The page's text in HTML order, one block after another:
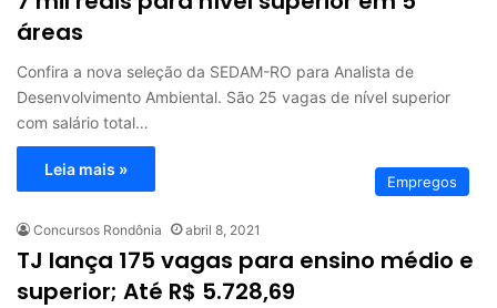
áreas
Confira a nova seleção da SEDAM-RO para Analista de
Desenvolvimento Ambiental. São 25 vagas de nível superior
com salário total…
Leia mais »
Empregos
Concursos Rondônia abril 8, 2021
TJ lança 175 vagas para ensino médio e
superior; Até R$ 5.728,69